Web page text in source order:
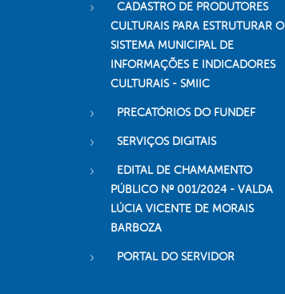
CADASTRO DE PRODUTORES
CULTURAIS PARA ESTRUTURAR O
SISTEMA MUNICIPAL DE
INFORMAÇÕES E INDICADORES
CULTURAIS - SMIIC
PRECATÓRIOS DO FUNDEF
SERVIÇOS DIGITAIS
EDITAL DE CHAMAMENTO
PÚBLICO Nº 001/2024 - VALDA
LÚCIA VICENTE DE MORAIS
BARBOZA
PORTAL DO SERVIDOR